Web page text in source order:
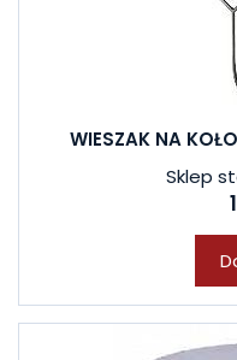
WIESZAK NA
Sklep